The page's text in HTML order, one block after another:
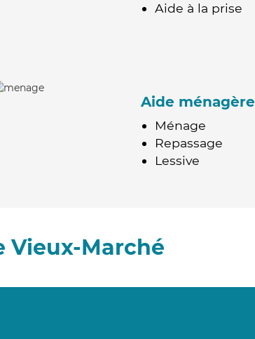
Aide à la prise
Aide ménagère
Ménage
Repassage
Lessive
Vieux-Marché